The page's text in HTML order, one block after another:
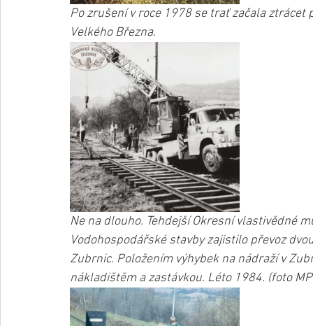
Po zrušení v roce 1978 se trať začala
Velkého Března.
Ne na dlouho. Tehdejší Okresní vlastivědné
Vodohospodářské stavby zajistilo převoz
Zubrnic. Položením výhybek na nádraží v
nákladištěm a zastávkou. Léto 1984. (foto